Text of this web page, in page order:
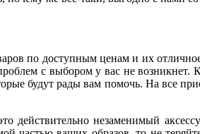
по доступным ценам и их
с выбором у вас не
будут рады вам помочь. На все
действительно незаменимый